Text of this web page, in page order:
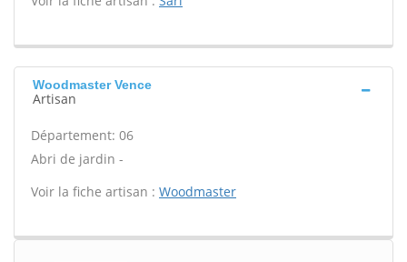
Woodmaster Vence
Artisan
Département: 06
Abri de jardin -
Voir la fiche artisan : Woodmaster